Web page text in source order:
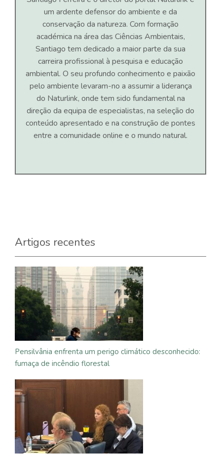
um ardente defensor do ambiente e da
conservação da natureza. Com formação
académica na área das Ciências Ambientais,
Santiago tem dedicado a maior parte da sua
carreira profissional à pesquisa e educação
ambiental. O seu profundo conhecimento e paixão
pelo ambiente levaram-no a assumir a liderança
do Naturlink, onde tem sido fundamental na
direção da equipa de especialistas, na seleção do
conteúdo apresentado e na construção de pontes
entre a comunidade online e o mundo natural.
Artigos recentes
Pensilvânia enfrenta um perigo climático desconhecido:
fumaça de incêndio florestal